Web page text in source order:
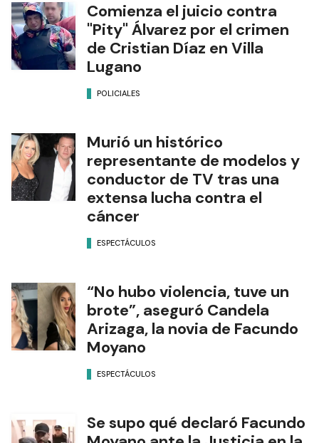
Comienza el juicio contra
"Pity" Álvarez por el crimen
de Cristian Díaz en Villa
Lugano
POLICIALES
Murió un histórico
representante de modelos y
conductor de TV tras una
extensa lucha contra el
cáncer
ESPECTÁCULOS
“No hubo violencia, tuve un
brote”, aseguró Candela
Arizaga, la novia de Facundo
Moyano
ESPECTÁCULOS
Se supo qué declaró Facundo